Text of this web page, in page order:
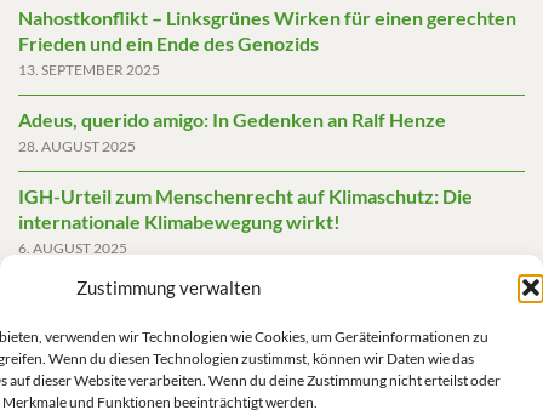
Zustimmung verwalten
verwenden wir Technologien wie Cookies, um Geräteinformationen zu
Wenn du diesen Technologien zustimmst, können wir Daten wie das
auf dieser Website verarbeiten. Wenn du deine Zustimmung nicht erteilst oder
und Funktionen beeinträchtigt werden.
Nahostkonflikt – Linksgrünes Wirken für einen gerechten
Frieden und ein Ende des Genozids
13. SEPTEMBER 2025
Adeus, querido amigo: In Gedenken an Ralf Henze
28. AUGUST 2025
IGH-Urteil zum Menschenrecht auf Klimaschutz: Die
internationale Klimabewegung wirkt!
6. AUGUST 2025
Friedensgutachten 2025
Die AfD mit mehr Demokratie wegregieren
14. MAI 2025